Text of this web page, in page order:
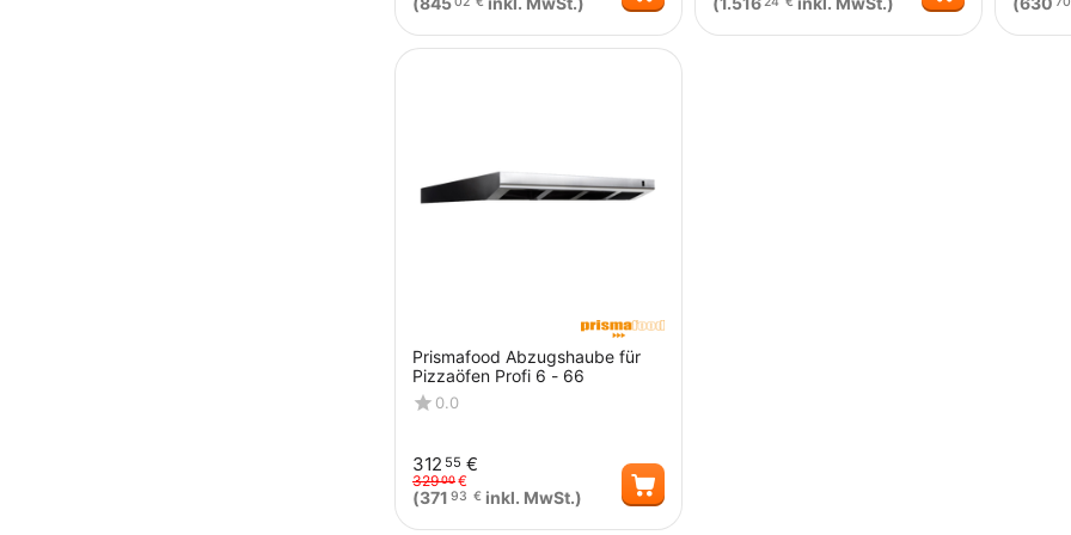
Prismafood Abzugshaube für
Pizzaöfen Profi 6 - 66
0.0
312 55 €
32900€
(371 93 € inkl. MwSt.)